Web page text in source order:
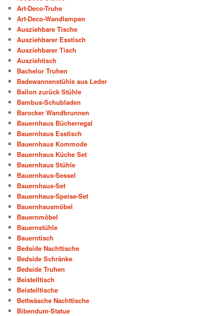
Art-Deco-Truhe
Art-Deco-Wandlampen
Ausziehbare Tische
Ausziehbarer Esstisch
Ausziehbarer Tisch
Ausziehtisch
Bachelor Truhen
Badewannenstühle aus Leder
Ballon zurück Stühle
Bambus-Schubladen
Barocker Wandbrunnen
Bauernhaus Bücherregal
Bauernhaus Esstisch
Bauernhaus Kommode
Bauernhaus Küche Set
Bauernhaus Stühle
Bauernhaus-Sessel
Bauernhaus-Set
Bauernhaus-Speise-Set
Bauernhausmöbel
Bauernmöbel
Bauernstühle
Bauerntisch
Bedside Nachttische
Bedside Schränke
Bedside Truhen
Beistelltisch
Beistelltische
Bettwäsche Nachttische
Bibendum-Statue